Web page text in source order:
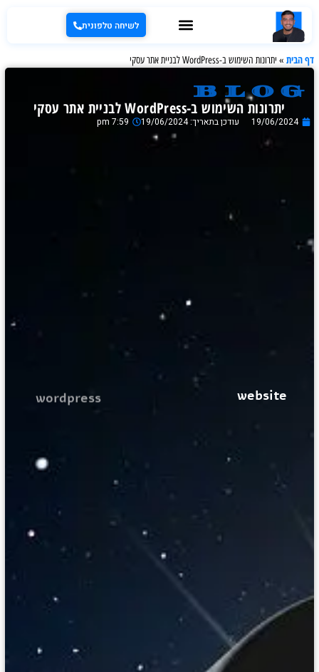
לשיחה טלפונית
דף הבית » יתרונות השימוש ב-WordPress לבניית אתר עסקי
blog
יתרונות השימוש ב-WordPress לבניית אתר עסקי
19/06/2024 עודכן בתאריך: 19/06/2024 7:59 pm
website
wordpress